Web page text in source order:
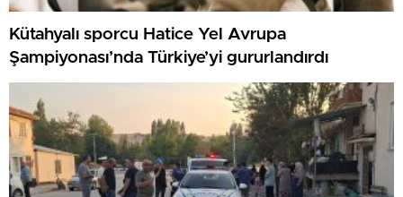
Kütahyalı sporcu Hatice Yel Avrupa
Şampiyonası’nda Türkiye’yi gururlandırdı